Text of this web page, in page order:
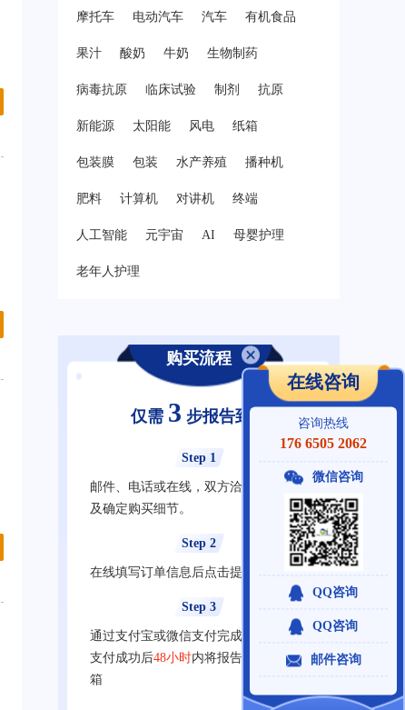
在线咨询
咨询热线
176 6505 2062
微信咨询
QQ咨询
QQ咨询
邮件咨询
摩托车 电动汽车 汽车 有机食品
果汁 酸奶 牛奶 生物制药
病毒抗原 临床试验 制剂 抗原
新能源 太阳能 风电 纸箱
包装膜 包装 水产养殖 播种机
肥料 计算机 对讲机 终端
人工智能 元宇宙 AI 母婴护理
老年人护理
购买流程
仅需 3 步报告到手
Step 1
邮件、电话或在线，双方洽谈明确需求
及确定购买细节。
Step 2
在线填写订单信息后点击提交订单
Step 3
通过支付宝或微信支付完成在线支付，
支付成功后48小时内将报告发送至您邮
箱